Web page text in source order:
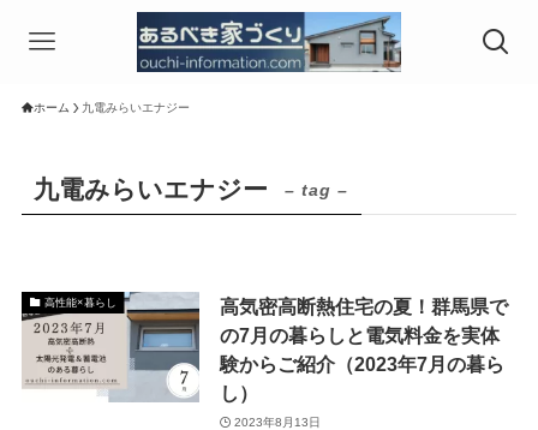
ホーム 九電みらいエナジー
九電みらいエナジー – tag –
高性能×暮らし
高気密高断熱住宅の夏！群馬県で
の7月の暮らしと電気料金を実体
験からご紹介（2023年7月の暮ら
し）
2023年8月13日